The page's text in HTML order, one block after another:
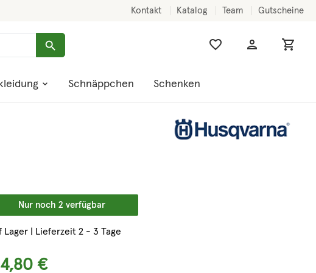
Kontakt Katalog Team Gutscheine
Schnäppchen Schenken
Nur noch 2 verfügbar
Lager | Lieferzeit 2 - 3 Tage
€